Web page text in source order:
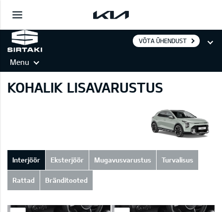
VÕTA ÜHENDUST
Menu
KOHALIK LISAVARUSTUS
Interjöör Eksterjöör Mugavusvarustus Turvalisus
Rattad Bränditooted